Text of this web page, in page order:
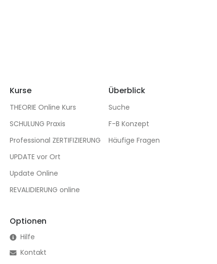
Kurse
THEORIE Online Kurs
SCHULUNG Praxis
Professional ZERTIFIZIERUNG
UPDATE vor Ort
Update Online
REVALIDIERUNG online
Überblick
Suche
F-B Konzept
Häufige Fragen
Optionen
Hilfe
Kontakt